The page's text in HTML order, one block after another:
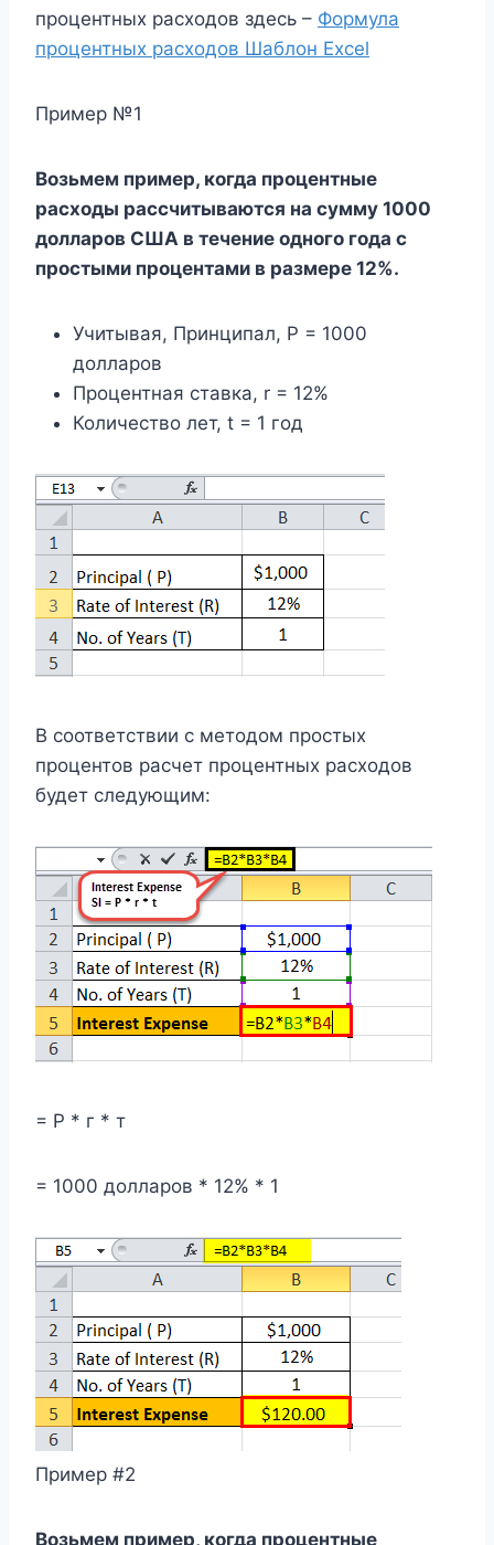
процентных расходов здесь – Формула
процентных расходов Шаблон Excel
Пример №1
Возьмем пример, когда процентные
расходы рассчитываются на сумму 1000
долларов США в течение одного года с
простыми процентами в размере 12%.
Учитывая, Принципал, P = 1000
долларов
Процентная ставка, r = 12%
Количество лет, t = 1 год
В соответствии с методом простых
процентов расчет процентных расходов
будет следующим:
= Р * г * т
= 1000 долларов * 12% * 1
Пример #2
Возьмем пример, когда процентные